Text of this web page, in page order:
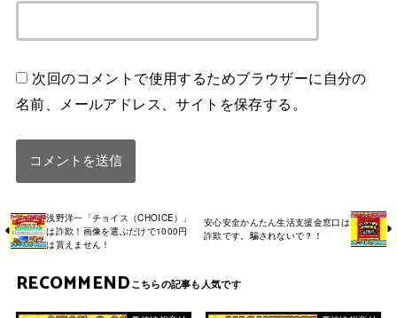
次回のコメントで使用するためブラウザーに自分の
名前、メールアドレス、サイトを保存する。
浅野洋一「チョイス（CHOICE）」
は詐欺！画像を選ぶだけで1000円
は貰えません！
安心安全かんたん生活支援金窓口は
詐欺です。騙されないで？！
RECOMMEND